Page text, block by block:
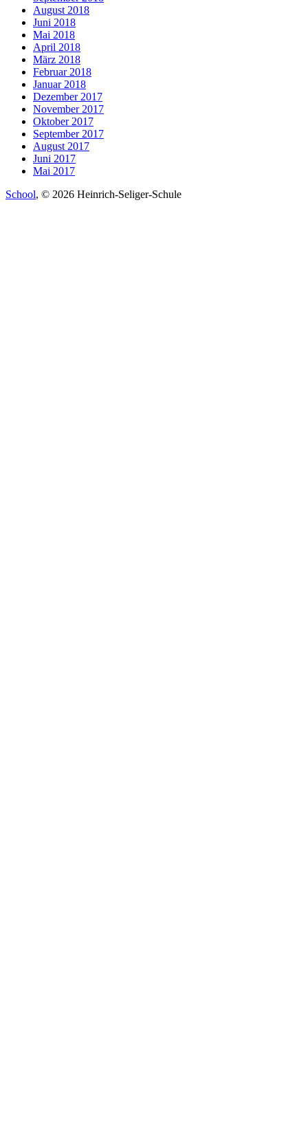
August 2018
Juni 2018
Mai 2018
April 2018
März 2018
Februar 2018
Januar 2018
Dezember 2017
November 2017
Oktober 2017
September 2017
August 2017
Juni 2017
Mai 2017
School, © 2026 Heinrich-Seliger-Schule